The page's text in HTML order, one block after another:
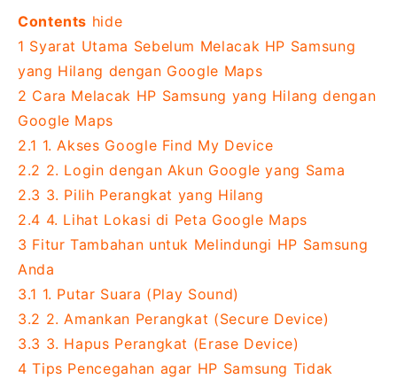
Contents hide
1 Syarat Utama Sebelum Melacak HP Samsung
yang Hilang dengan Google Maps
2 Cara Melacak HP Samsung yang Hilang dengan
Google Maps
2.1 1. Akses Google Find My Device
2.2 2. Login dengan Akun Google yang Sama
2.3 3. Pilih Perangkat yang Hilang
2.4 4. Lihat Lokasi di Peta Google Maps
3 Fitur Tambahan untuk Melindungi HP Samsung
Anda
3.1 1. Putar Suara (Play Sound)
3.2 2. Amankan Perangkat (Secure Device)
3.3 3. Hapus Perangkat (Erase Device)
4 Tips Pencegahan agar HP Samsung Tidak